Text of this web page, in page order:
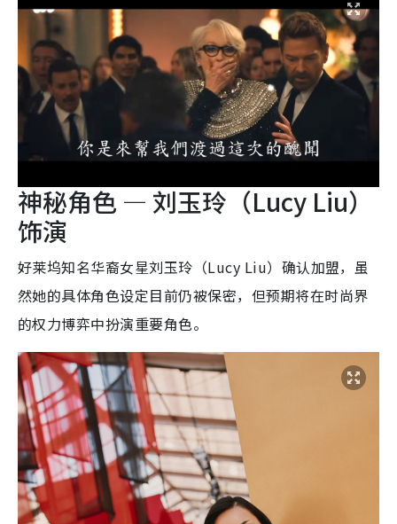
神秘角色 — 刘玉玲（Lucy Liu）
饰演
好莱坞知名华裔女星刘玉玲（Lucy Liu）确认加盟，虽
然她的具体角色设定目前仍被保密，但预期将在时尚界
的权力博弈中扮演重要角色。